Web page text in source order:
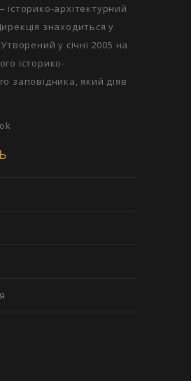
історико-архітектурний
знаходиться у
у січні 2005 на
історико-
заповідника, який діяв